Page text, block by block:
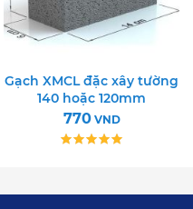
Gạch XMCL đặc xây tường
140 hoặc 120mm
770 VND